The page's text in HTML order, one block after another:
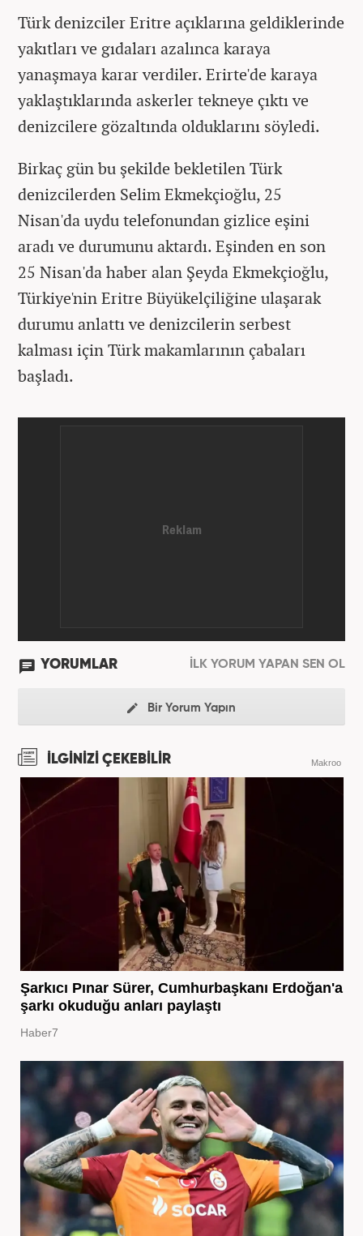
Türk denizciler Eritre açıklarına geldiklerinde
yakıtları ve gıdaları azalınca karaya
yanaşmaya karar verdiler. Erirte'de karaya
yaklaştıklarında askerler tekneye çıktı ve
denizcilere gözaltında olduklarını söyledi.
Birkaç gün bu şekilde bekletilen Türk
denizcilerden Selim Ekmekçioğlu, 25
Nisan'da uydu telefonundan gizlice eşini
aradı ve durumunu aktardı. Eşinden en son
25 Nisan'da haber alan Şeyda Ekmekçioğlu,
Türkiye'nin Eritre Büyükelçiliğine ulaşarak
durumu anlattı ve denizcilerin serbest
kalması için Türk makamlarının çabaları
başladı.
YORUMLAR İLK YORUM YAPAN SEN OL
Bir Yorum Yapın
İLGİNİZİ ÇEKEBİLİR Makroo
Şarkıcı Pınar Sürer, Cumhurbaşkanı Erdoğan'a
şarkı okuduğu anları paylaştı
Haber7